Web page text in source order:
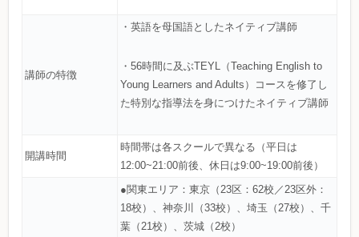
講師の特徴
・英語を母国語としたネイティブ講師
・56時間に及ぶTEYL（Teaching English to
Young Learners and Adults）コースを修了し
た特別な指導法を身につけたネイティブ講師
開講時間
時間帯は各スクールで異なる（平日は
12:00~21:00前後、休日は9:00~19:00前後）
●関東エリア：東京（23区：62校／23区外：
18校）、神奈川（33校）、埼玉（27校）、千
葉（21校）、茨城（2校）